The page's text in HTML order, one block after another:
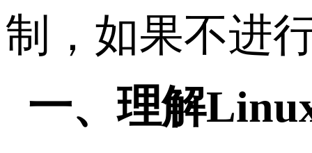
制，如果不进
一、理解